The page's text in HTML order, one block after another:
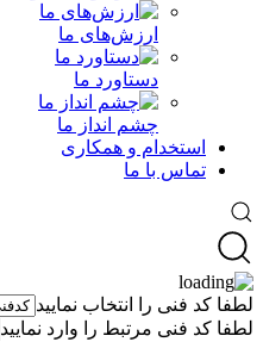
ارزش‌های ما
دستاورد ما
چشم انداز ما
استخدام و همکاری
تماس با ما
لطفا کد فنی را انتخاب نمایید
لطفا کد فنی مرتبط را وارد نمایید